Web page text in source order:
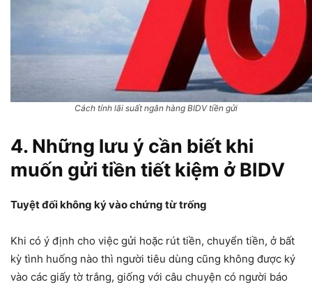
Cách tính lãi suất ngân hàng BIDV tiền gửi
4. Những lưu ý cần biết khi
muốn gửi tiền tiết kiệm ở BIDV
Tuyệt đối không ký vào chứng từ trống
Khi có ý định cho việc gửi hoặc rút tiền, chuyển tiền, ở bất
kỳ tình huống nào thì người tiêu dùng cũng không được ký
vào các giấy tờ trắng, giống với câu chuyện có người báo